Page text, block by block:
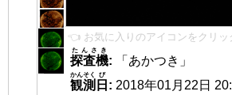
👈 お気に入りのアイコンをクリッ
探査機
たんさき
:
「あかつき」
観測
かんそく
日
び
: 2018年01月22日